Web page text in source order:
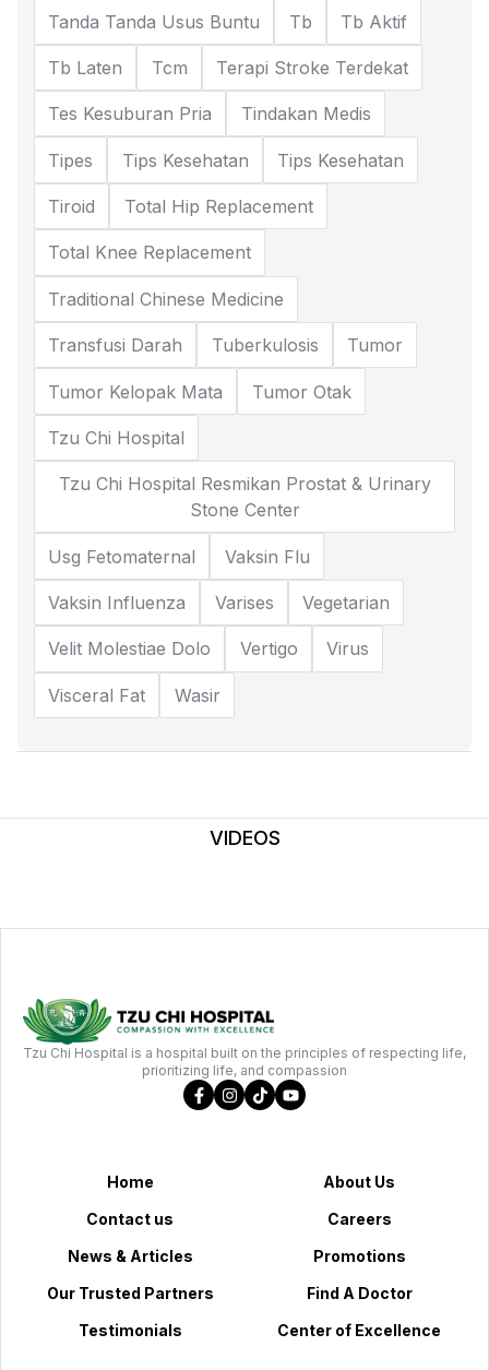
Tanda Tanda Usus Buntu Tb Tb Aktif
Tb Laten Tcm Terapi Stroke Terdekat
Tes Kesuburan Pria Tindakan Medis
Tipes Tips Kesehatan Tips Kesehatan
Tiroid Total Hip Replacement
Total Knee Replacement
Traditional Chinese Medicine
Transfusi Darah Tuberkulosis Tumor
Tumor Kelopak Mata Tumor Otak
Tzu Chi Hospital
Tzu Chi Hospital Resmikan Prostat & Urinary
Stone Center
Usg Fetomaternal Vaksin Flu
Vaksin Influenza Varises Vegetarian
Velit Molestiae Dolo Vertigo Virus
Visceral Fat Wasir
VIDEOS
Tzu Chi Hospital is a hospital built on the principles of respecting life,
prioritizing life, and compassion
Home
About Us
Contact us
Careers
News & Articles
Promotions
Our Trusted Partners
Find A Doctor
Testimonials
Center of Excellence